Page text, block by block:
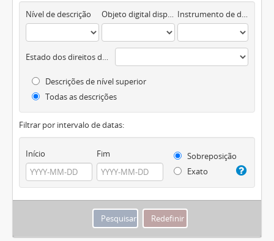
Nível de descrição Objeto digital disponível Instrumento de descrição documental
Estado dos direitos de autor
Descrições de nível superior
Todas as descrições
Filtrar por intervalo de datas:
Início Fim
Sobreposição
Exato